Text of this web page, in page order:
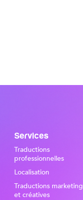
Services
Traductions
professionnelles
Localisation
Traductions marketing
et créatives